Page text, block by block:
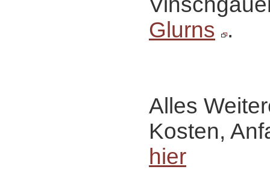
Glurns .
Alles
Kosten,
hier